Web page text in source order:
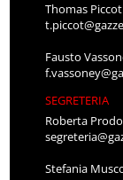
Thomas Piccot
Fausto
SEGRETERIA
Roberta
Stefania